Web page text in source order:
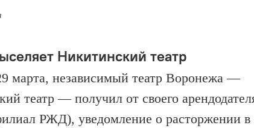
Никитинский театр
марта, независимый театр Воронежа —
театр — получил от своего
РЖД), уведомление о расторжении в